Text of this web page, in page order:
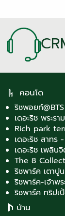
คอนโด
ริชพอยท์
เดอะริช พระร
Rich park
เดอะริช สาทร
เดอะริช เพลิน
The 8
ริชพาร์ค เตาปู
ริชพาร์ค-เจ้าพร
ริชพาร์ค ทริปเ
บ้าน